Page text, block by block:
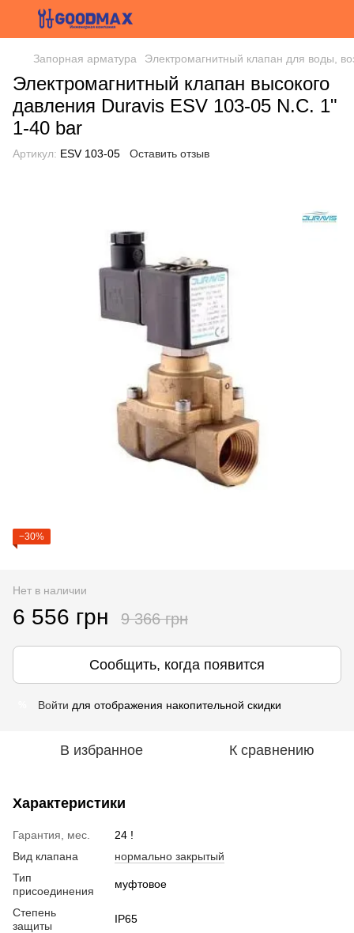
Запорная арматура Электромагнитный клапан для воды,
Электромагнитный клапан высокого
давления Duravis ESV 103-05 N.С. 1"
1-40 bar
Артикул: ESV 103-05 Оставить отзыв
−30%
Нет в наличии
6 556 грн 9 366 грн
Сообщить, когда появится
Войти для отображения накопительной скидки
В избранное К сравнению
Характеристики
Гарантия, мес.
24 !
Вид клапана
нормально закрытый
Тип
присоединения
муфтовое
Степень
защиты
IP65